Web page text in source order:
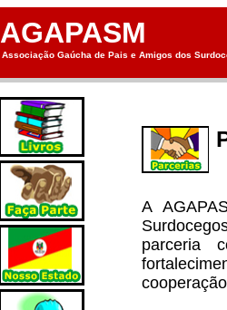
AGAPASM
Associação Gaúcha de Pais e Amigos dos
A
parceria